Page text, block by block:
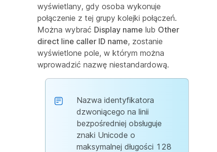
wyświetlany, gdy osoba wykonuje
połączenie z tej grupy kolejki połączeń.
Można wybrać Display name lub Other
direct line caller ID name, zostanie
wyświetlone pole, w którym można
wprowadzić nazwę niestandardową.
Nazwa identyfikatora
dzwoniącego na linii
bezpośredniej obsługuje
znaki Unicode o
maksymalnej długości 128